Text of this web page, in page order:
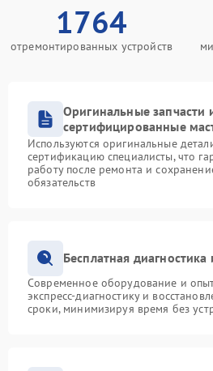
1764
отремонтированных устройств
Оригинальные запчасти
сертифицированные
Используются оригинальные
сертификацию специалисты, что
работу после ремонта и
обязательств
Бесплатная
Современное оборудование и
экспресс-диагностику и
сроки, минимизируя время без